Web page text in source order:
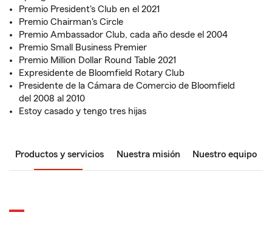
Premio President's Club en el 2021
Premio Chairman's Circle
Premio Ambassador Club, cada año desde el 2004
Premio Small Business Premier
Premio Million Dollar Round Table 2021
Expresidente de Bloomfield Rotary Club
Presidente de la Cámara de Comercio de Bloomfield
del 2008 al 2010
Estoy casado y tengo tres hijas
Productos y servicios Nuestra misión Nuestro equipo